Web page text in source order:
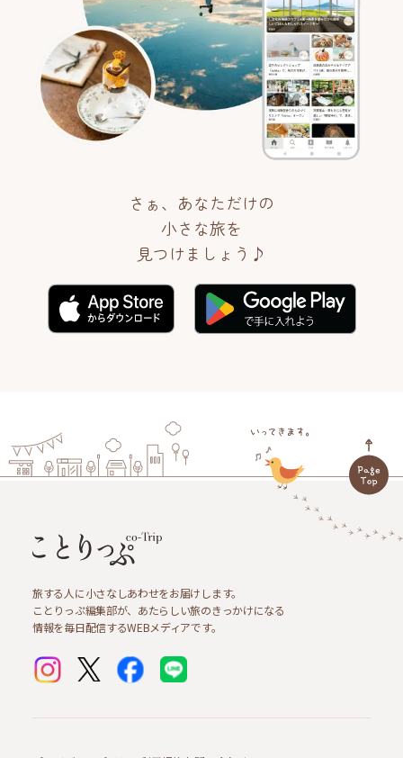
さぁ、あなただけの
小さな旅を
見つけましょう♪
旅する人に小さなしあわせをお届けします。
ことりっぷ編集部が、あたらしい旅のきっかけになる
情報を毎日配信するWEBメディアです。